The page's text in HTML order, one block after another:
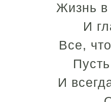
Жизнь в
И
Все,
И